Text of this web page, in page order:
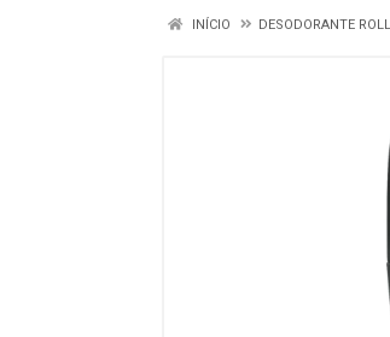
INÍCIO DESODORANTE